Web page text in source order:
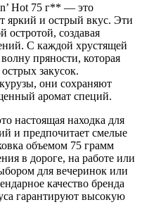
Hot 75 г** — это
яркий и острый вкус. Эти
остротой, создавая
С каждой хрустящей
пряности, которая
закусок.
они сохраняют
аромат специй.
настоящая находка для
и предпочитает смелые
объемом 75 грамм
в дороге, на работе или
для вечеринок или
качество бренда
гарантируют высокую